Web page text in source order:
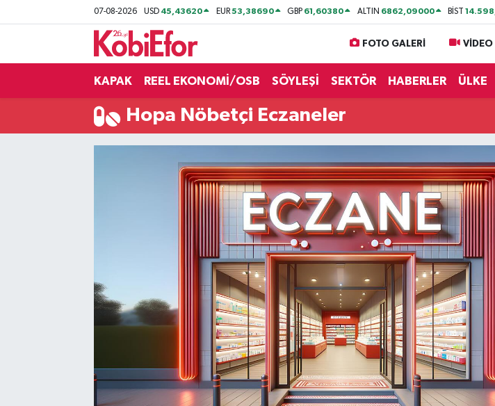
07-08-2026 USD 45,43620 EUR53,38690 GBP 61,60380 ALTIN 6862,09000 BİST
FOTO GALERİ VİDEO
KAPAK REEL EKONOMİ/OSB SÖYLEŞİ SEKTÖR HABERLER ÜLKE
Hopa Nöbetçi Eczaneler
BİLİŞİM PANO
DESTEK-TEŞVİK
ŞİRKET PANO